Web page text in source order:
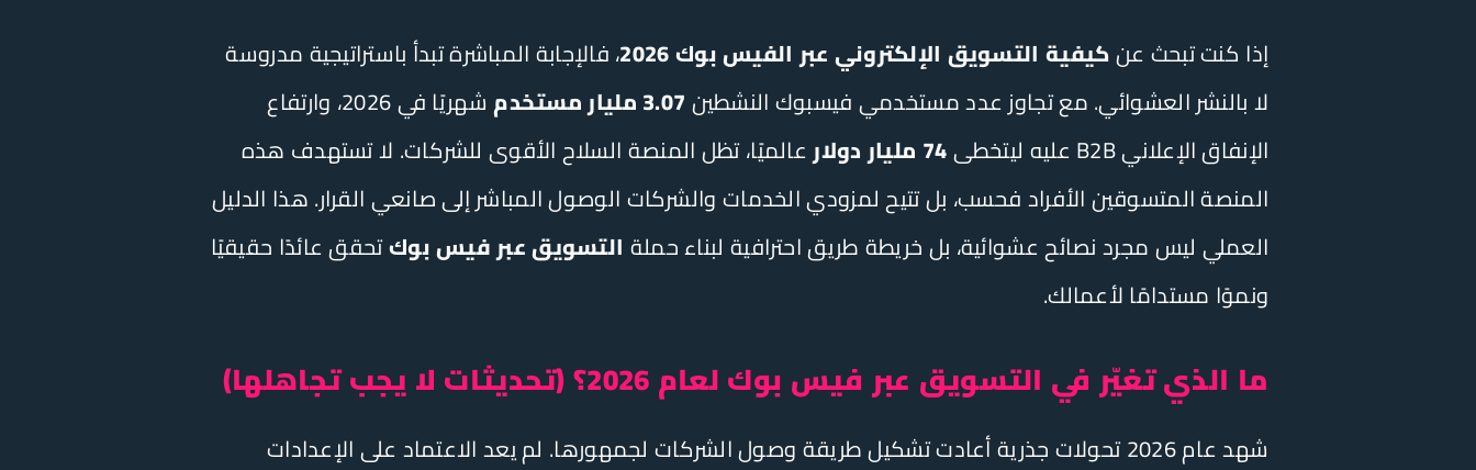
إذا كنت تبحث عنكيفية التسويق الإلكتروني عبر الفيس بوك 2026
، فالإجابة المباشرة تبدأ باستراتيجية مدروسة
لا بالنشر العشوائي. مع تجاوز عدد مستخدمي فيسبوك النشطين3.07 مليار مستخدم
شهريًا في 2026، وارتفاع
الإنفاق الإعلاني B2B عليه ليتخطى
74 مليار دولار
عالميًا، تظل المنصة السلاح الأقوى للشركات. لا تستهدف هذه
المنصة المتسوقين الأفراد فحسب، بل تتيح لمزودي الخدمات والشركات الوصول المباشر إلى صانعي القرار. هذا الدليل
العملي ليس مجرد نصائح عشوائية، بل خريطة طريق احترافية لبناء حملة التسويق عبر فيس بوكتحقق عائدًا حقيقيًا
ونموًا مستدامًا لأعمالك.
ما الذي تغيّر في التسويق عبر فيس بوك لعام 2026؟ (تحديثات لا يجب تجاهلها)
شهد عام 2026 تحولات جذرية أعادت تشكيل طريقة وصول الشركات لجمهورها. لم يعد الاعتماد على الإعدادات